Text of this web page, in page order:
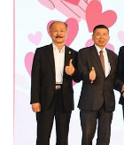
登入
刊登